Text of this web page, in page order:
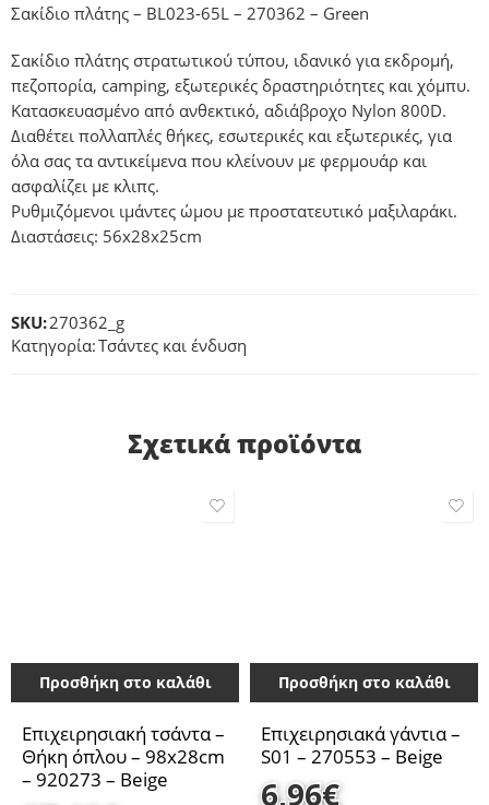
Σακίδιο πλάτης – BL023-65L – 270362 – Green
Σακίδιο πλάτης στρατωτικού τύπου, ιδανικό για εκδρομή,
πεζοπορία, camping, εξωτερικές δραστηριότητες και χόμπυ.
Κατασκευασμένο από ανθεκτικό, αδιάβροχο Nylon 800D.
Διαθέτει πολλαπλές θήκες, εσωτερικές και εξωτερικές, για
όλα σας τα αντικείμενα που κλείνουν με φερμουάρ και
ασφαλίζει με κλιπς.
Ρυθμιζόμενοι ιμάντες ώμου με προστατευτικό μαξιλαράκι.
Διαστάσεις: 56x28x25cm
SKU:270362_g
Κατηγορία:Τσάντες και ένδυση
Σχετικά προϊόντα
Προσθήκη στο καλάθι
Επιχειρησιακή τσάντα –
Θήκη όπλου – 98x28cm
– 920273 – Beige
Προσθήκη στο καλάθι
Επιχειρησιακά γάντια –
S01 – 270553 – Beige
6,96€